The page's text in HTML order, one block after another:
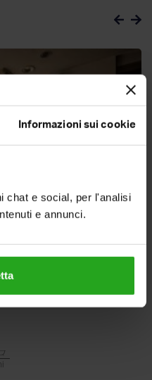
Informazioni sui cookie
chat e social, per l'analisi
e annunci.